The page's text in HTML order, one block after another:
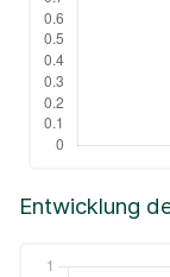
Entwicklung